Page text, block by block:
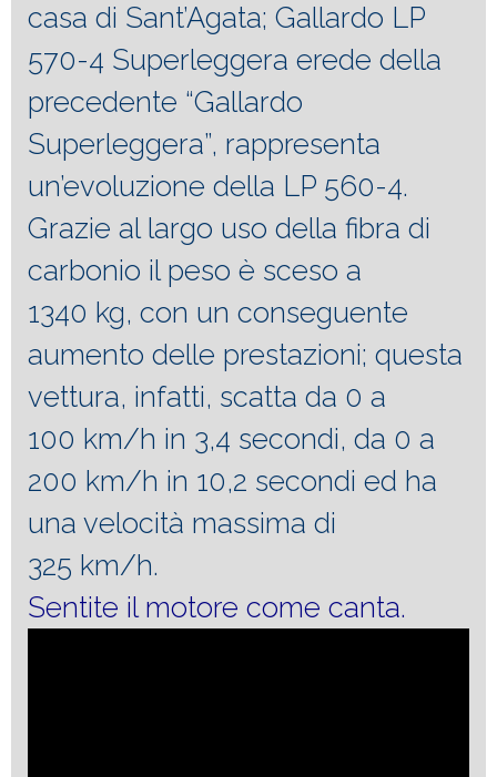
casa di Sant’Agata; Gallardo LP
570-4 Superleggera erede della
precedente “Gallardo
Superleggera”, rappresenta
un’evoluzione della LP 560-4.
Grazie al largo uso della fibra di
carbonio il peso è sceso a
1340 kg, con un conseguente
aumento delle prestazioni; questa
vettura, infatti, scatta da 0 a
100 km/h in 3,4 secondi, da 0 a
200 km/h in 10,2 secondi ed ha
una velocità massima di
325 km/h.
Sentite il motore come canta.